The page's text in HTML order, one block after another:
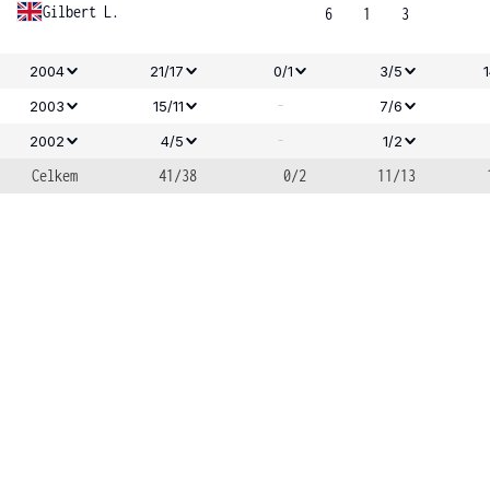
Gilbert L.
6
1
3
2004 21/17 0/1 3/5
2003
15/11 - 7/6
2002
4/5 - 1/2
Celkem 41/38 0/2 11/13